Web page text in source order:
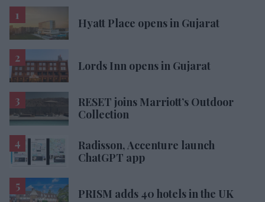
Hyatt Place opens in Gujarat
Lords Inn opens in Gujarat
RESET joins Marriott’s Outdoor
Collection
Radisson, Accenture launch
ChatGPT app
PRISM adds 40 hotels in the UK